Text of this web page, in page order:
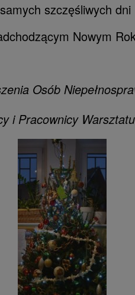
szczęśliwych dni
Nowym
Osób
i Pracownicy